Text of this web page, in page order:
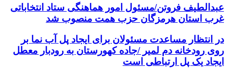
عبدالطیف فروتن/مسئول امور هماهنگی ستاد انتخاباتی
غرب استان هرمزگان حزب همت منصوب شد
در انتظار مساعدت مسئولان برای ایجاد پل آب نما بر
روی رودخانه دم لمیر /جاده کهورستان به رودبار معطل
ایجاد یک پل ارتباطی است